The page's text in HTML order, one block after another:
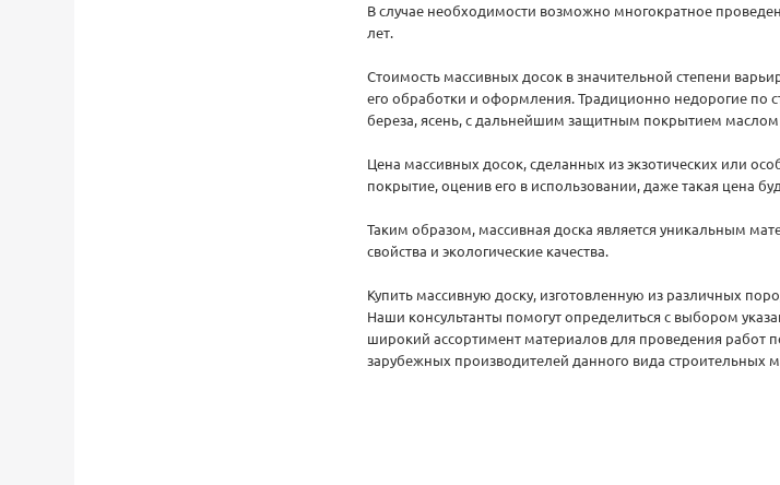
В случае необходимости возможно многократное
лет.
Стоимость массивных досок в значительной степени
его обработки и оформления. Традиционно недорогие по
береза, ясень, с дальнейшим защитным покрытием
Цена массивных досок, сделанных из экзотических или
покрытие, оценив его в использовании, даже такая цена
Таким образом, массивная доска является уникальным
свойства и экологические качества.
Купить массивную доску, изготовленную из различных
Наши консультанты помогут определиться с выбором
широкий ассортимент материалов для проведения работ
зарубежных производителей данного вида строительных